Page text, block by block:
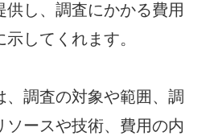
し、調査にかかる費用
してくれます。
、調査の対象や範囲、調
ソースや技術、費用の内